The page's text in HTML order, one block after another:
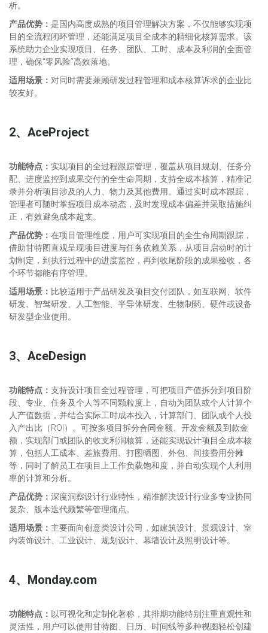
析。
产品优势： 是国内高度成熟的项目管理解决方案，不仅能够实现项
目的全流程闭环管理，还能满足项目全成本的精细化核算需求。该
系统助力企业实现项目、任务、团队、工时、成本及利润的全面管
理，确保“零风险”高效落地。
适用场景： 对同时需要兼顾研发过程管理和成本核算诉求的企业比
较友好。
2、 AceProject
功能特点： 实现项目的全过程跟踪管理，覆盖从项目规划、任务分
配、进度监控到成果交付的全生命周期，支持全成本核算，精准记
录并分析项目涉及的人力、物力及其他费用。通过实时成本跟踪，
管理者可随时掌握项目成本动态，及时发现成本偏差并采取措施纠
正，有效避免成本超支。
产品优势： 在项目管理维度，用户可实现项目的全生命周期跟踪，
借助甘特图直观呈现项目进度与任务依赖关系，从项目启动时的计
划制定，到执行过程中的进度监控，再到收尾阶段的成果验收，各
个环节都能有序管理。
适用场景： 比较适用于产品研发及项目交付团队，如互联网、软件
研发、智驾研发、人工智能、半导体研发、生物制药、硬件或设备
研发型企业使用。
3、 AceDesign
功能特点： 支持设计项目全过程管理，可把项目产值拆分到项目阶
段、专业、任务及个人等不同颗粒度上，自动为团队或个人计算个
人产值数据，并结合实际工时成本投入，计算部门、团队或个人投
入产出比（ROI）。可按多项目拆分合同金额、开发金额及到款金
额，实现部门或团队的收支利润核算，还能实现设计项目全成本核
算，包括人工成本、差旅费用、打图晒图、外包、间接费用分摊
等，同时了解员工在项目上工作负载饱和度，并自动实现个人利用
率的计算和分析。
产品优势： 深度洞察设计行业特性，精准解决设计行业多专业协同
复杂、版本迭代频繁等管理痛点。
适用场景： 主要面向创意类设计公司，如建筑设计、景观设计、室
内装饰设计、工业设计、规划设计、幕墙设计及照明设计等。
4、 Monday.com
功能特点： 以可视化和定制化著称，其排期功能特别注重直观性和
灵活性，用户可以使用甘特图、日历、时间线等多种视图轻松创建